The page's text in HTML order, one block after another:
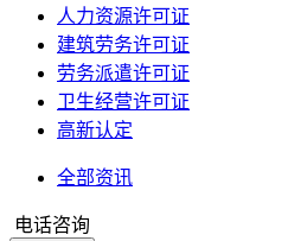
人力资源许可证
建筑劳务许可证
劳务派遣许可证
卫生经营许可证
高新认定
全部资讯
电话咨询